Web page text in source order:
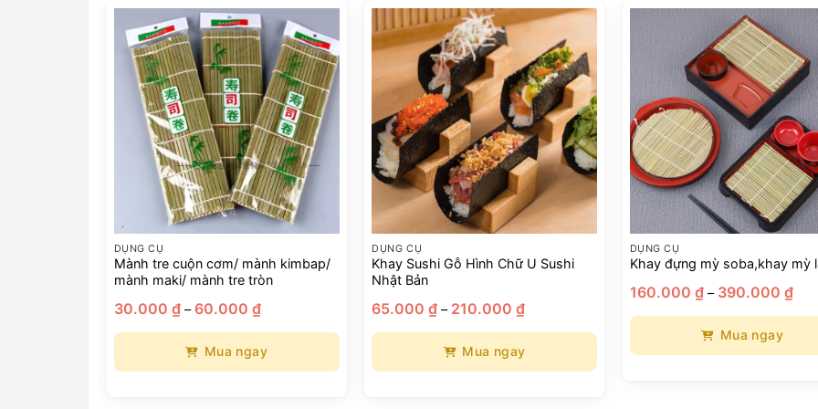
DỤNG CỤ
Mành tre cuộn cơm/ mành kimbap/
mành maki/ mành tre tròn
30.000 ₫ – 60.000 ₫Khoảng
giá:
đến
Mua ngay
DỤNG CỤ
Khay Sushi Gỗ Hình Chữ U Sushi
Nhật Bản
65.000₫ – 210.000₫Khoảng
đến
Mua ngay
DỤNG CỤ
Khay đựng mỳ soba,khay mỳ
160.000 ₫ – 390.000 ₫giá:
Mua ngay